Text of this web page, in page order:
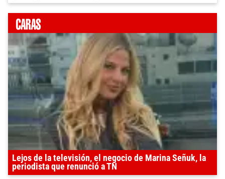
Lejos de la televisión, el negocio de Marina Señuk, la
periodista que renunció a TN